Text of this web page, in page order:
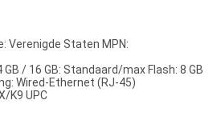
Verenigde Staten MPN:
/ 16 GB: Standaard/max Flash: 8 GB
Wired-Ethernet (RJ-45)
K9 UPC